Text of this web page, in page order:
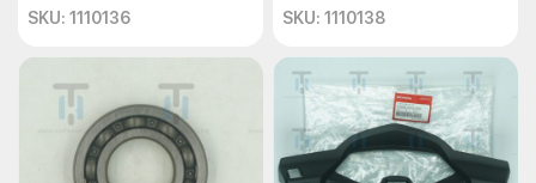
SKU: 1110136
SKU: 1110138